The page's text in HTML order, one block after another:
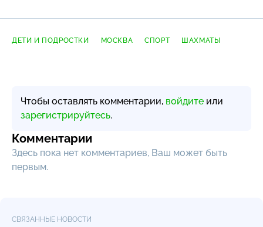
ДЕТИ И ПОДРОСТКИ МОСКВА СПОРТ ШАХМАТЫ
Чтобы оставлять комментарии, войдите или
зарегистрируйтесь.
Комментарии
Здесь пока нет комментариев, Ваш может быть
первым.
СВЯЗАННЫЕ НОВОСТИ